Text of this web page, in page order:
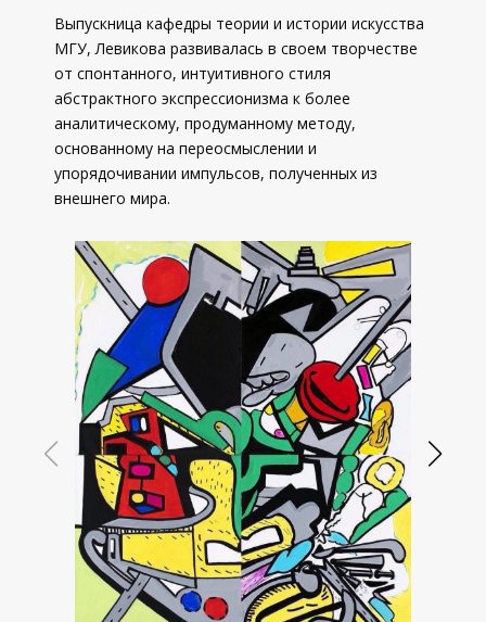
Выпускница кафедры теории и истории искусства
МГУ, Левикова развивалась в своем творчестве
от спонтанного, интуитивного стиля
абстрактного экспрессионизма к более
аналитическому, продуманному методу,
основанному на переосмыслении и
упорядочивании импульсов, полученных из
внешнего мира.